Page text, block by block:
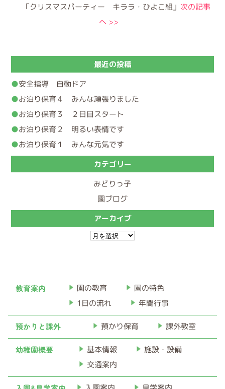
「クリスマスパーティー キララ・ひよこ組」 次の記事
へ >>
最近の投稿
安全指導 自動ドア
お泊り保育４ みんな頑張りました
お泊り保育３ ２日目スタート
お泊り保育２ 明るい表情です
お泊り保育１ みんな元気です
カテゴリー
みどりっ子
園ブログ
アーカイブ
イ
教育案内 園の教育 園の特色
1日の流れ 年間行事
預かりと課外 預かり保育 課外教室
幼稚園概要 基本情報 施設・設備
交通案内